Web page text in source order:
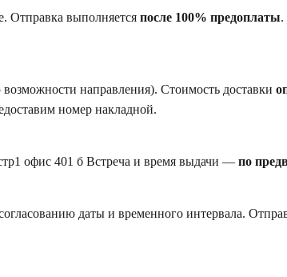
Отправка выполняется после 100% предоплаты.
направления). Стоимость доставки
номер накладной.
офис 401 б Встреча и время выдачи — по
даты и временного интервала.